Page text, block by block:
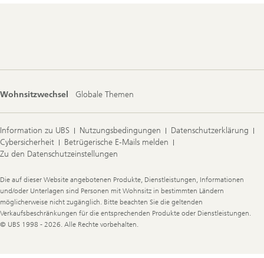
Wohnsitzwechsel Globale Themen
Information zu UBS Nutzungsbedingungen
Datenschutzerklärung
Cybersicherheit
Betrügerische E-Mails melden
Zu den Datenschutzeinstellungen
Legal
Information
Die auf dieser Website angebotenen Produkte, Dienstleistungen, Informationen
und/oder Unterlagen sind Personen mit Wohnsitz in bestimmten Ländern
möglicherweise nicht zugänglich. Bitte beachten Sie die geltenden
Verkaufsbeschränkungen für die entsprechenden Produkte oder Dienstleistungen.
© UBS 1998 - 2026. Alle Rechte vorbehalten.